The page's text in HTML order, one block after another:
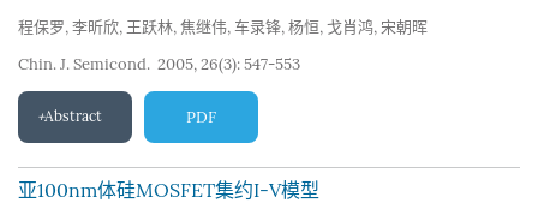
程保罗, 李昕欣, 王跃林, 焦继伟, 车录锋, 杨恒, 戈肖鸿, 宋朝晖
Chin. J. Semicond. 2005, 26(3): 547-553
Abstract PDF
亚100nm体硅MOSFET集约I-V模型